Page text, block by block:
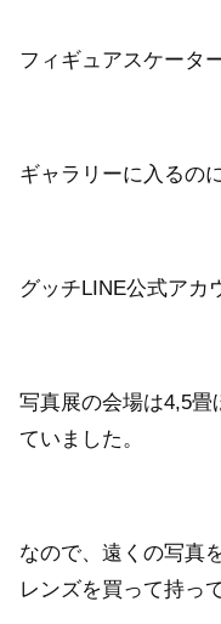
フィギュアスケータ
ギャラリーに入るの
グッチLINE公式アカ
写真展の会場は4,5
ていました。
なので、遠くの写真
レンズを買って持っ